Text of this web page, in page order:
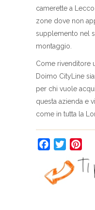
camerette a
zone dove non
supplemento nel
montaggio.
Come rivenditore
Doimo CityLine
per chi vuole
questa azienda e
come in tutta la
Facebook
Twitter